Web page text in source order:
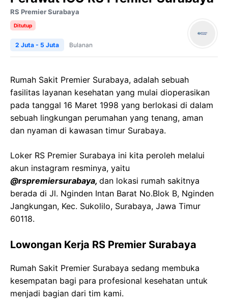
RS Premier Surabaya
Ditutup
2 Juta - 5 Juta Bulanan
Rumah Sakit Premier Surabaya, adalah sebuah
fasilitas layanan kesehatan yang mulai dioperasikan
pada tanggal 16 Maret 1998 yang berlokasi di dalam
sebuah lingkungan perumahan yang tenang, aman
dan nyaman di kawasan timur Surabaya.
Loker RS Premier Surabaya ini kita peroleh melalui
akun instagram resminya, yaitu
@rspremiersurabaya, dan lokasi rumah sakitnya
berada di Jl. Nginden Intan Barat No.Blok B, Nginden
Jangkungan, Kec. Sukolilo, Surabaya, Jawa Timur
60118.
Lowongan Kerja RS Premier Surabaya
Rumah Sakit Premier Surabaya sedang membuka
kesempatan bagi para profesional kesehatan untuk
menjadi bagian dari tim kami.